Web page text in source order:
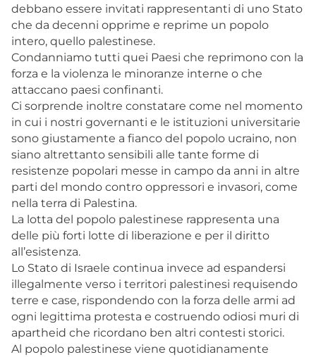
debbano essere invitati rappresentanti di uno Stato
che da decenni opprime e reprime un popolo
intero, quello palestinese.
Condanniamo tutti quei Paesi che reprimono con la
forza e la violenza le minoranze interne o che
attaccano paesi confinanti.
Ci sorprende inoltre constatare come nel momento
in cui i nostri governanti e le istituzioni universitarie
sono giustamente a fianco del popolo ucraino, non
siano altrettanto sensibili alle tante forme di
resistenze popolari messe in campo da anni in altre
parti del mondo contro oppressori e invasori, come
nella terra di Palestina.
La lotta del popolo palestinese rappresenta una
delle più forti lotte di liberazione e per il diritto
all’esistenza.
Lo Stato di Israele continua invece ad espandersi
illegalmente verso i territori palestinesi requisendo
terre e case, rispondendo con la forza delle armi ad
ogni legittima protesta e costruendo odiosi muri di
apartheid che ricordano ben altri contesti storici.
Al popolo palestinese viene quotidianamente